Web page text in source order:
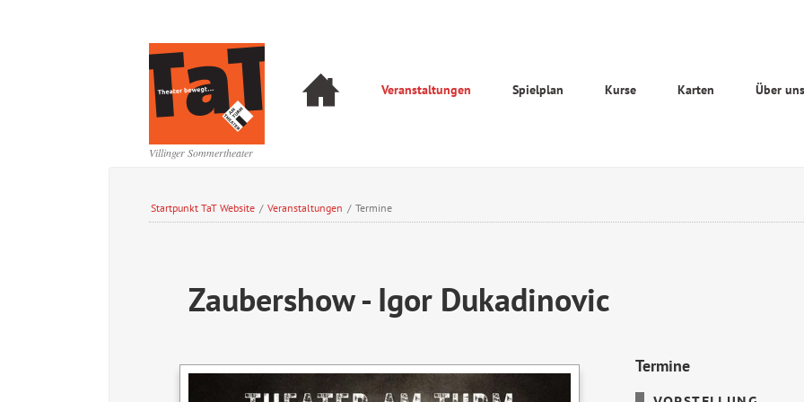
Villinger Sommertheater
Navigation
überspringen
Veranstaltungen Spielplan Kurse Karten Über uns
Startpunkt TaT Website / Veranstaltungen / Termine
Zaubershow - Igor Dukadinovic
Termine